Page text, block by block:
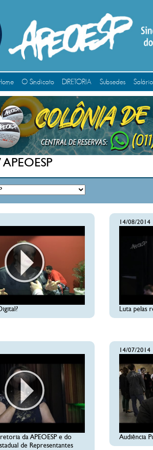
O Sindicato DIRETORIA Subsedes
14/08/2014
Luta pelas
da APEOESP e do
de Representantes
14/07/2014
Audiência